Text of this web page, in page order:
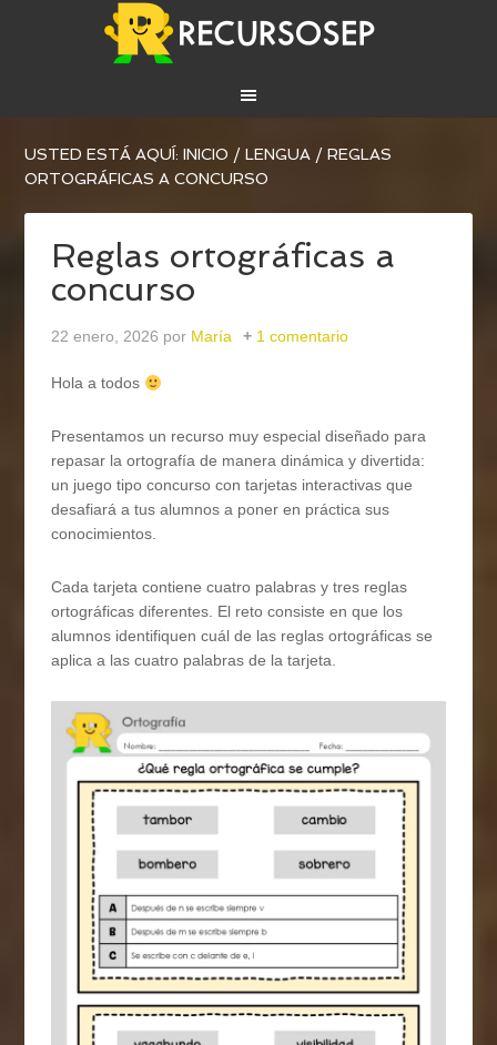
USTED ESTÁ AQUÍ:INICIO / LENGUA / REGLAS
ORTOGRÁFICAS A CONCURSO
Reglas ortográficas a
concurso
22 enero, 2026 por María 1 comentario
Hola a todos
Presentamos un recurso muy especial diseñado para
repasar la ortografía de manera dinámica y divertida:
un juego tipo concurso con tarjetas interactivas que
desafiará a tus alumnos a poner en práctica sus
conocimientos.
Cada tarjeta contiene cuatro palabras y tres reglas
ortográficas diferentes. El reto consiste en que los
alumnos identifiquen cuál de las reglas ortográficas se
aplica a las cuatro palabras de la tarjeta.